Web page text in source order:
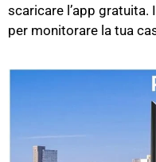
scaricare l’app
per monitorare la tua